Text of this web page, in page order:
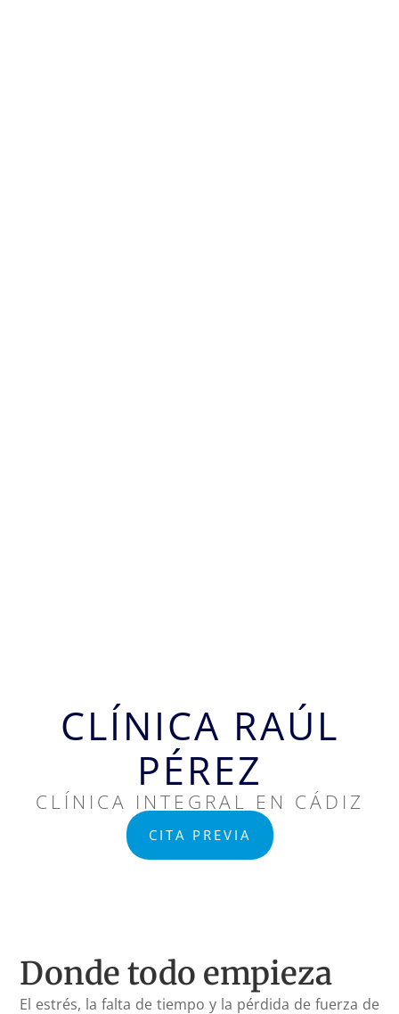
CLÍNICA RAÚL
PÉREZ
CLÍNICA INTEGRAL EN CÁDIZ
CITA PREVIA
Donde todo empieza
El estrés, la falta de tiempo y la pérdida de fuerza de